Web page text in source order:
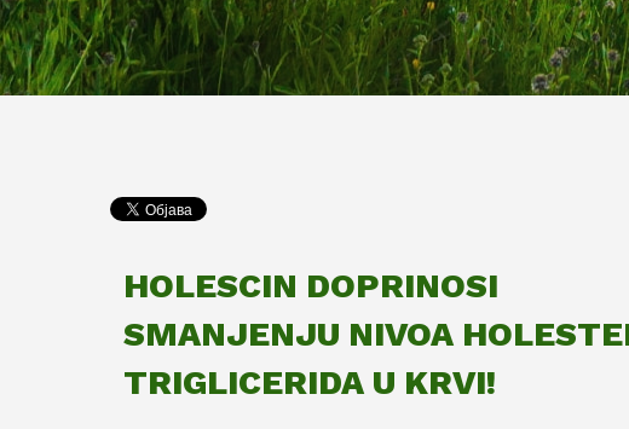
HOLESCIN DOPRINOSI
SMANJENJU NIVOA
TRIGLICERIDA U KRVI!